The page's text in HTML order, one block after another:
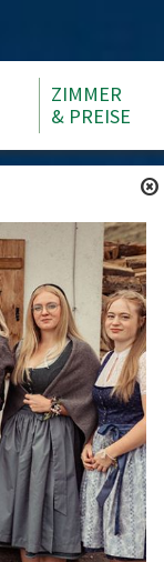
ZIMMER
& PREISE